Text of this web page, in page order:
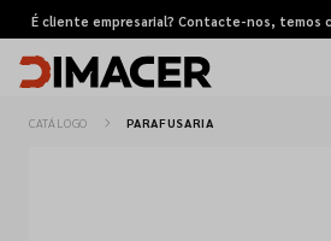
É cliente empresarial? Contacte-nos, temos
CATÁLOGO PARAFUSARIA